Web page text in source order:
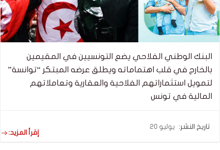
البنك الوطني الفلاحي يضع التونسيين في المقيمين
بالخارج في قلب اهتماماته ويطلق عرضه المبتكر “توانسة”
لتمويل استثماراتهم الفلاحية والعقارية وتعاملاتهم
المالية في تونس
تاريخ النشر:
يوليو 20
إقرأ المزيد: